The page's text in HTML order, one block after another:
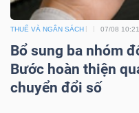
THUẾ VÀ NGÂN SÁCH 07/08 10:21
Bổ sung ba nhóm
Bước hoàn thiện
chuyển đổi số
SẢN
Mã
chứng
khoán